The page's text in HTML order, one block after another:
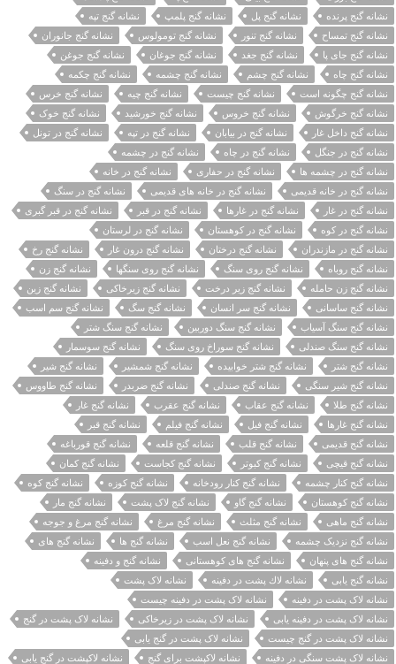
نشانه گنج پرنده
نشانه گنج پل نشانه گنج پلمپ
نشانه گنج تپه
نشانه گنج تمساح
نشانه گنج تنور نشانه گنج تومولوس
نشانه گنج جانوران
نشانه گنج جای پا
نشانه گنج جغد نشانه گنج جوغان
نشانه گنج جوغن
نشانه گنج چاه
نشانه گنج چشم نشانه گنج چشمه
نشانه گنج چکمه
نشانه گنج چگونه است
نشانه گنج چیست نشانه گنج چیه
نشانه گنج خرس
نشانه گنج خرگوش
نشانه گنج خروس نشانه گنج خورشید
نشانه گنج خوک
نشانه گنج داخل غار
نشانه گنج در بیابان نشانه گنج در تپه
نشانه گنج در تونل
نشانه گنج در جنگل
نشانه گنج در چاه
نشانه گنج در چشمه
نشانه گنج در چشمه ها
نشانه گنج در حفاری
نشانه گنج در خانه
نشانه گنج در خانه قدیمی
نشانه گنج در خانه های قدیمی
نشانه گنج در سنگ
نشانه گنج در غار
نشانه گنج در غارها نشانه گنج در قبر
نشانه گنج در قبر گبری
نشانه گنج در کوه
نشانه گنج در کوهستان
نشانه گنج در لرستان
نشانه گنج در مازندران
نشانه گنج درختان نشانه گنج درون غار
نشانه گنج رخ
نشانه گنج روباه
نشانه گنج روی سنگ نشانه گنج روی سنگها
نشانه گنج زن
نشانه گنج زن حامله
نشانه گنج زیر درخت نشانه گنج زیرخاکی
نشانه گنج زین
نشانه گنج ساسانی
نشانه گنج سر انسان نشانه گنج سگ
نشانه گنج سم اسب
نشانه گنج سنگ آسیاب
نشانه گنج سنگ دوربین
نشانه گنج سنگ شتر
نشانه گنج سنگ صندلی
نشانه گنج سوراخ روی سنگ
نشانه گنج سوسمار
نشانه گنج شتر
نشانه گنج شتر خوابیده نشانه گنج شمشیر
نشانه گنج شیر
نشانه گنج شیر سنگی
نشانه گنج صندلی نشانه گنج ضربدر
نشانه گنج طاووس
نشانه گنج طلا
نشانه گنج عقاب نشانه گنج عقرب
نشانه گنج غار
نشانه گنج غارها
نشانه گنج فیل نشانه گنج فیلم
نشانه گنج قبر
نشانه گنج قدیمی
نشانه گنج قلب نشانه گنج قلعه
نشانه گنج قورباغه
نشانه گنج قیچی
نشانه گنج کبوتر نشانه گنج کجاست
نشانه گنج کمان
نشانه گنج کنار چشمه
نشانه گنج کنار رودخانه نشانه گنج کوزه
نشانه گنج کوه
نشانه گنج کوهستان
نشانه گنج گاو نشانه گنج لاک پشت
نشانه گنج مار
نشانه گنج ماهی
نشانه گنج مثلث نشانه گنج مرغ
نشانه گنج مرغ و جوجه
نشانه گنج نزدیک چشمه
نشانه گنج نعل اسب نشانه گنج ها
نشانه گنج های
نشانه گنج های پنهان
نشانه گنج های کوهستانی
نشانه گنج و دفینه
نشانه گنج یابی
نشانه لاك پشت در دفينه
نشانه لاک پشت
نشانه لاک پشت در دفینه
نشانه لاک پشت در دفینه چیست
نشانه لاک پشت در دفینه یابی
نشانه لاک پشت در زیرخاکی
نشانه لاک پشت در گنج
نشانه لاک پشت در گنج چیست
نشانه لاک پشت در گنج یابی
نشانه لاک پشت سنگی در دفینه
نشانه لاکپشت برای گنج
نشانه لاکپشت در گنج یابی